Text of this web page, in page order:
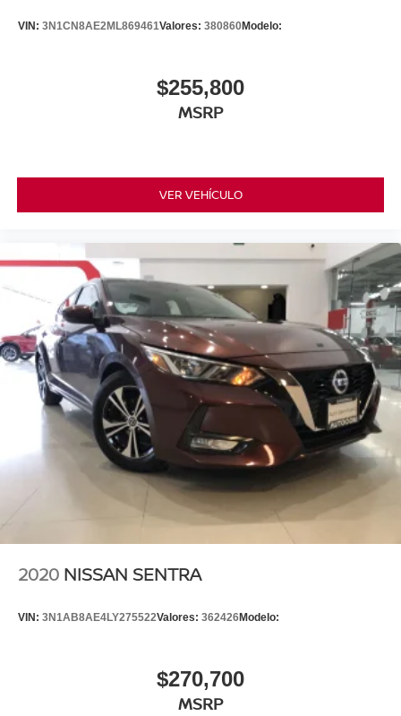
VIN: 3N1CN8AE2ML869461Valores: 380860Modelo:
$255,800
MSRP
VER VEHÍCULO
2020 NISSAN SENTRA
VIN: 3N1AB8AE4LY275522Valores: 362426Modelo:
$270,700
MSRP